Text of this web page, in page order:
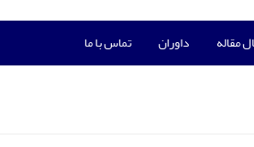
مقاله داوران تماس با ما